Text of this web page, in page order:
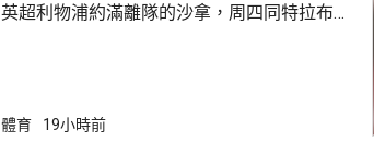
英超利物浦約滿離隊的沙拿，周四同特拉布宗
加盟是希望為特拉布宗奪取錦標及榮譽。 特拉
體育 19小時前